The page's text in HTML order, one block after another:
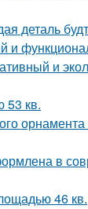
деталь
и
и
53 кв.
в
46 кв.